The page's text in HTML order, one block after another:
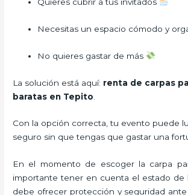
Necesitas un espacio cómodo y
No quieres gastar de más
La solución está aquí: renta de carpas
baratas en Tepito
Con la opción correcta, tu evento puede
seguro sin que tengas que gastar una
En el momento de escoger la carpa
importante tener en cuenta el estado de
debe ofrecer protección y seguridad